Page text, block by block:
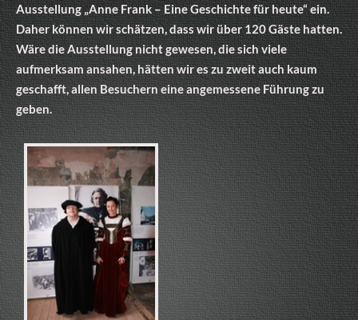
Ausstellung „Anne Frank – Eine Geschichte für heute“ ein.
Daher können wir schätzen, dass wir über 120 Gäste hatten.
Wäre die Ausstellung nicht gewesen, die sich viele
aufmerksam ansahen, hätten wir es zu zweit auch kaum
geschafft, allen Besuchern eine angemessene Führung zu
geben.